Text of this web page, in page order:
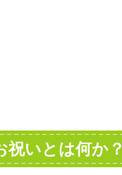
祝いとは何か？